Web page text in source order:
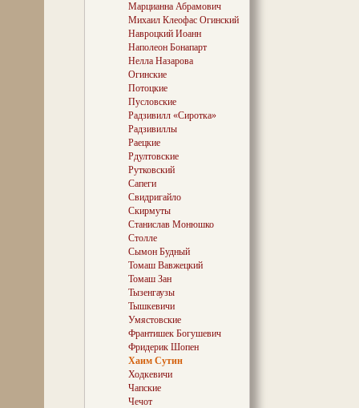
Марцианна Абрамович
Михаил Клеофас Огинский
Навроцкий Иоанн
Наполеон Бонапарт
Нелла Назарова
Огинские
Потоцкие
Пусловские
Радзивилл «Сиротка»
Радзивиллы
Раецкие
Рдултовские
Рутковский
Сапеги
Свидригайло
Скирмуты
Станислав Монюшко
Столле
Сымон Будный
Томаш Вавжецкий
Томаш Зан
Тызенгаузы
Тышкевичи
Умястовские
Франтишек Богушевич
Фридерик Шопен
Хаим Сутин
Ходкевичи
Чапские
Чечот